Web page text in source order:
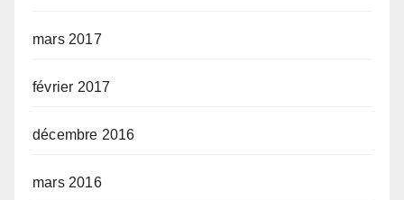
mars 2017
février 2017
décembre 2016
mars 2016